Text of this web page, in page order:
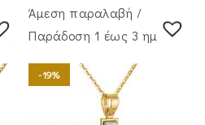
Άμεση παραλαβή /
Παράδoση 1 έως 3 ημέρες
-19%